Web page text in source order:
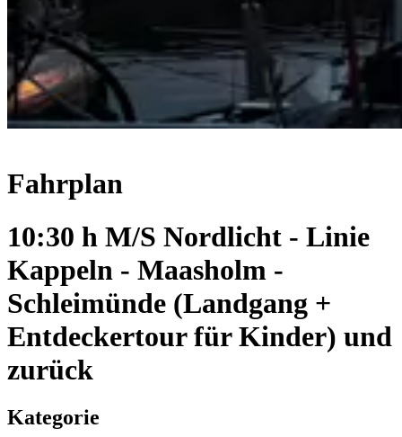
Fahrplan
10:30 h M/S Nordlicht - Linie
Kappeln - Maasholm -
Schleimünde (Landgang +
Entdeckertour für Kinder) und
zurück
Kategorie